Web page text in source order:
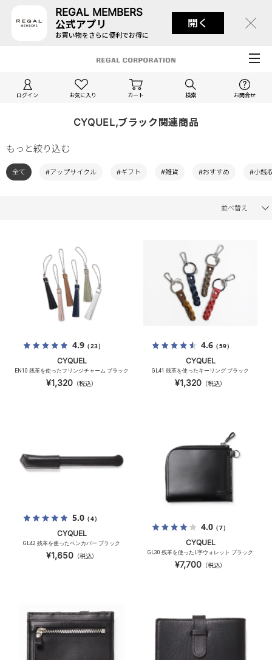
REGAL MEMBERS
公式アプリ
お買い物をさらに便利でお得に
開く
ログイン お気に入り カート 検索 お問合せ
CYQUEL,ブラック関連商品
もっと絞り込む
全て #アップサイクル #ギフト #雑貨 #おすすめ #小銭
並べ替え
4.9（23）
CYQUEL
EN10 残革を使ったフリンジチャーム ブラック
¥1,320 （税込）
4.6（59）
CYQUEL
GL41 残革を使ったキーリング ブラック
¥1,320 （税込）
5.0（4）
CYQUEL
GL42 残革を使ったペンカバー ブラック
¥1,650（税込）
4.0（7）
CYQUEL
GL30 残革を使ったL字ウォレット ブラック
¥7,700 （税込）